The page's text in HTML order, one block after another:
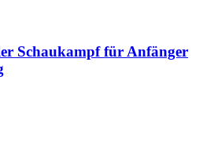
Schaukampf für Anfänger